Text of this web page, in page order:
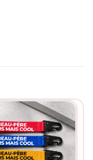
davantage le